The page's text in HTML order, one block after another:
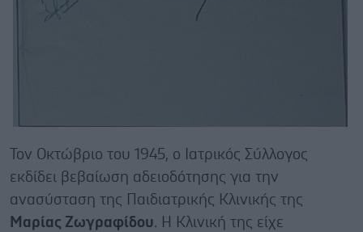
Τον Οκτώβριο του 1945, ο Ιατρικός Σύλλογος
εκδίδει βεβαίωση αδειοδότησης για την
ανασύσταση της Παιδιατρικής Κλινικής της
Μαρίας Ζωγραφίδου. Η Κλινική της είχε